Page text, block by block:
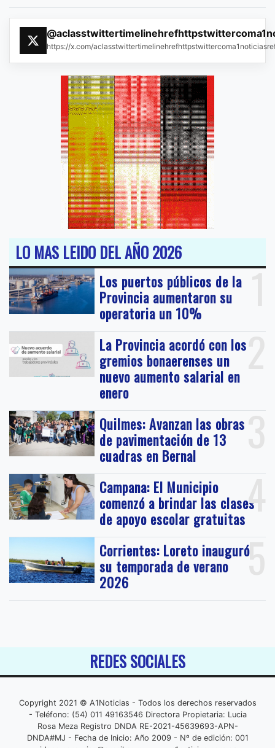
https://x.com/
LO MAS LEIDO DEL AÑO 2026
1
Los puertos públicos de la
Provincia aumentaron su
operatoria un 10%
2
La Provincia acordó con los
gremios bonaerenses un
nuevo aumento salarial en
enero
3
Quilmes: Avanzan las obras
de pavimentación de 13
cuadras en Bernal
4
Campana: El Municipio
comenzó a brindar las clases
de apoyo escolar gratuitas
5
Corrientes: Loreto inauguró
su temporada de verano
2026
REDES SOCIALES
Copyright 2021 © A1Noticias - Todos los derechos reservados
- Teléfono: (54) 011 49163546 Directora Propietaria: Lucia
Rosa Meza Registro DNDA RE-2021-45639693-APN-
DNDA#MJ - Fecha de Inicio: Año 2009 - Nº de edición: 001